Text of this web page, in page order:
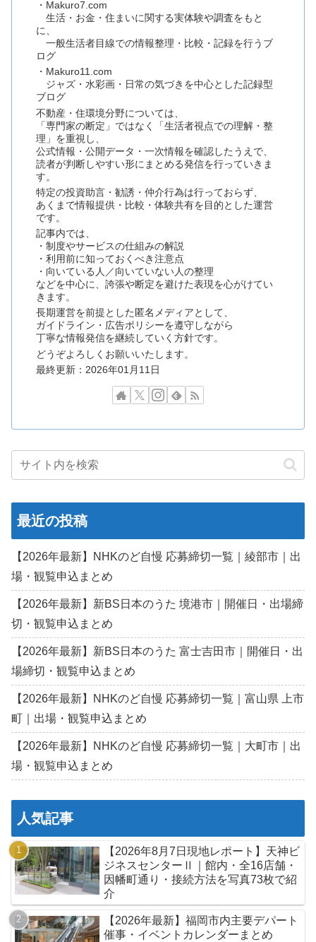
・Makuro7.com
生活・お金・住まいに関する実体験や調査をもと
に、
一般生活者目線での情報整理・比較・記録を行うブ
ログ
・Makuro11.com
ジャズ・水彩画・日常の気づきを中心とした記録型
ブログ
不動産・住環境分野については、
「専門家の断定」ではなく「生活者視点での理解・整
理」を重視し、
公式情報・公開データ・一次情報を確認したうえで、
読者が判断しやすい形にまとめる発信を行っていきま
す。
特定の投資助言・勧誘・仲介行為は行っておらず、
あくまで情報提供・比較・体験共有を目的とした運営
です。
記事内では、
・制度やサービスの仕組みの解説
・利用前に知っておくべき注意点
・向いている人／向いていない人の整理
などを中心に、誇張や断定を避けた表現を心がけてい
きます。
長期運営を前提とした匿名メディアとして、
ガイドライン・広告ポリシーを遵守しながら
丁寧な情報発信を継続していく方針です。
どうぞよろしくお願いいたします。
最終更新：2026年01月11日
最近の投稿
【2026年最新】NHKのど自慢 応募締切一覧｜綾部市｜出
場・観覧申込まとめ
【2026年最新】新BS日本のうた 境港市｜開催日・出場締
切・観覧申込まとめ
【2026年最新】新BS日本のうた 富士吉田市｜開催日・出
場締切・観覧申込まとめ
【2026年最新】NHKのど自慢 応募締切一覧｜富山県 上市
町｜出場・観覧申込まとめ
【2026年最新】NHKのど自慢 応募締切一覧｜大町市｜出
場・観覧申込まとめ
人気記事
【2026年8月7日現地レポート】天神ビ
ジネスセンターⅡ｜館内・全16店舗・
因幡町通り・接続方法を写真73枚で紹
介
【2026年最新】福岡市内主要デパート
催事・イベントカレンダーまとめ